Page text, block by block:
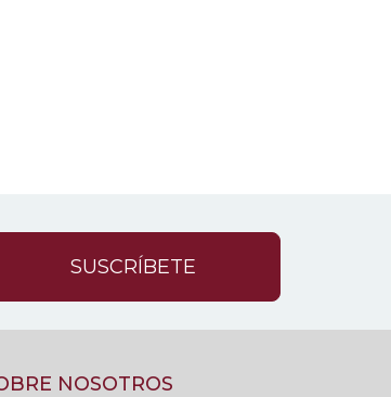
SUSCRÍBETE
NOSOTROS